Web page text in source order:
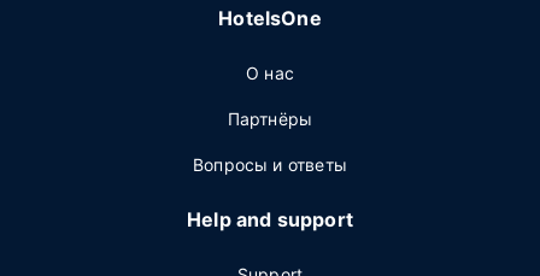
HotelsOne
О нас
Партнёры
Вопросы и ответы
Help and support